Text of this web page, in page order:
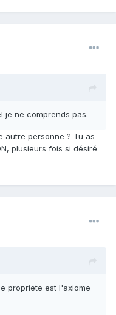
je ne comprends pas.
autre personne ? Tu as
plusieurs fois si désiré
propriete est l'axiome